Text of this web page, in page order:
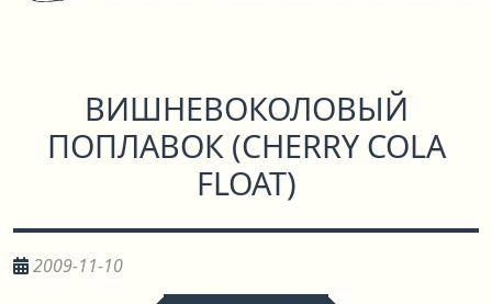
ВИШНЕВОКОЛОВЫЙ
ПОПЛАВОК(CHERRY COLA
FLOAT)
2009-11-10